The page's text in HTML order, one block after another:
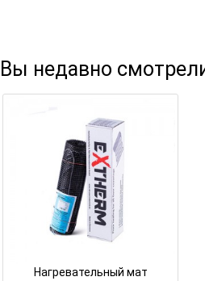
Вы недавно
Нагревательный мат